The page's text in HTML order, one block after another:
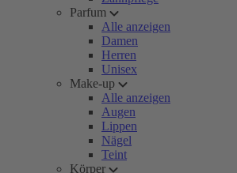
Parfum
Alle anzeigen
Damen
Herren
Unisex
Make-up
Alle anzeigen
Augen
Lippen
Nägel
Teint
Körper